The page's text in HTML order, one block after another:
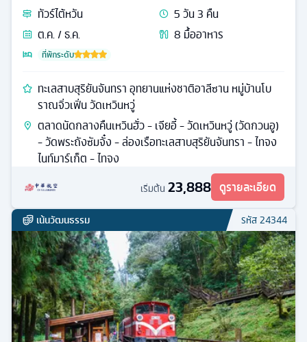
ทัวร์ไต้หวัน 5วัน3 คืน
ต.ค. / ธ.ค.
8 มื้ออาหาร
ที่พักระดับ
ทะเลสาบสุริยันจันทรา อุทยานแห่งชาติอาลีซาน หมู่บ้านโบ
ราณจิ่วเฟิ่น วัดเหวินหวู่
ตลาดนัดกลางคืนเหวินฮั่ว - เจียอี้ - วัดเหวินหวู่ (วัดกวนอู)
- วัดพระถังซัมจั๋ง - ล่องเรือทะเลสาบสุริยันจันทรา - ไทจง
ไนท์มาร์เก็ต - ไทจง
เริ่มต้น 23,888 ดูรายละเอียด
เน้นวัฒนธรรม รหัส24344